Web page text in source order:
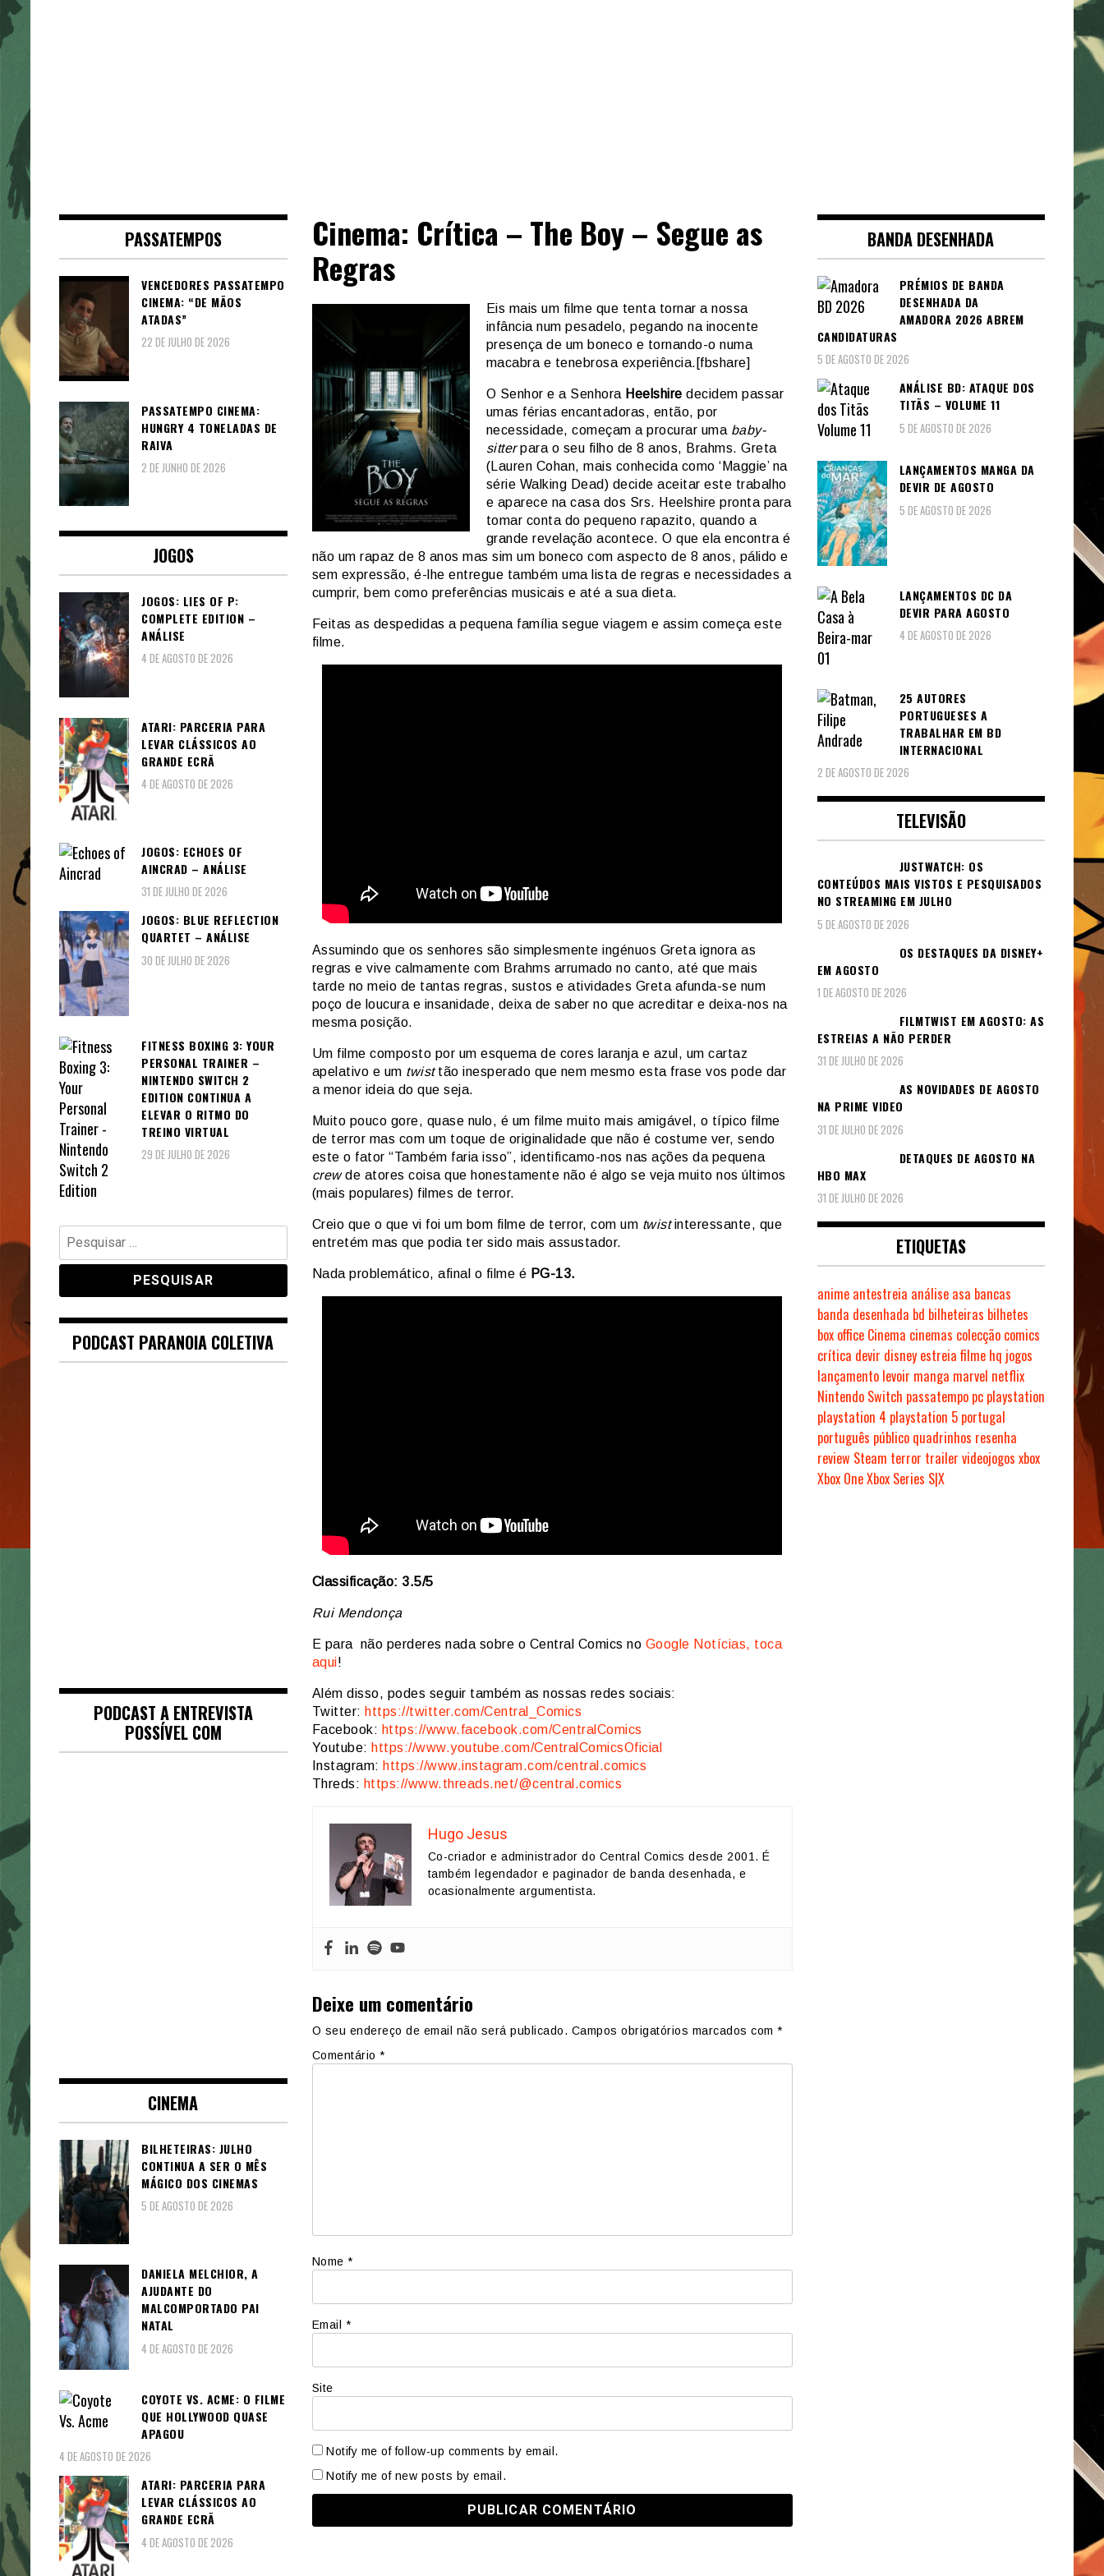
Cinema: Crítica – The Boy – Segue as
Regras
Eis mais um filme que tenta tornar a nossa
infância num pesadelo, pegando na inocente
presença de um boneco e tornando-o numa
macabra e tenebrosa experiência.[fbshare]
O Senhor e a Senhora Heelshire decidem passar
umas férias encantadoras, então, por
necessidade, começam a procurar uma baby-
sitterpara o seu filho de 8 anos, Brahms. Greta
(Lauren Cohan, mais conhecida como ‘Maggie’ na
série Walking Dead) decide aceitar este trabalho
e aparece na casa dos Srs. Heelshire pronta para
tomar conta do pequeno rapazito, quando a
grande revelação acontece. O que ela encontra é
não um rapaz de 8 anos mas sim um boneco com aspecto de 8 anos, pálido e
sem expressão, é-lhe entregue também uma lista de regras e necessidades a
cumprir, bem como preferências musicais e até a sua dieta.
Feitas as despedidas a pequena família segue viagem e assim começa este
filme.
Assumindo que os senhores são simplesmente ingénuos Greta ignora as
regras e vive calmamente com Brahms arrumado no canto, até que mais
tarde no meio de tantas regras, sustos e atividades Greta afunda-se num
poço de loucura e insanidade, deixa de saber no que acreditar e deixa-nos na
mesma posição.
Um filme composto por um esquema de cores laranja e azul, um cartaz
apelativo e um twisttão inesperado que nem mesmo esta frase vos pode dar
a menor ideia do que seja.
Muito pouco gore, quase nulo, é um filme muito mais amigável, o típico filme
de terror mas com um toque de originalidade que não é costume ver, sendo
este o fator “Também faria isso”, identificamo-nos nas ações da pequena
crewde atores coisa que honestamente não é algo se veja muito nos últimos
(mais populares) filmes de terror.
Creio que o que vi foi um bom filme de terror, com um twistinteressante, que
entretém mas que podia ter sido mais assustador.
Nada problemático, afinal o filme é PG-13.
Classificação: 3.5/5
Rui Mendonça
E para não perderes nada sobre o Central Comics no Google Notícias, toca
aqui!
Além disso, podes seguir também as nossas redes sociais:
Twitter: https://twitter.com/Central_Comics
Facebook: https://www.facebook.com/CentralComics
Youtube: https://www.youtube.com/CentralComicsOficial
Instagram: https://www.instagram.com/central.comics
Threds: https://www.threads.net/@central.comics
Hugo Jesus
Co-criador e administrador do Central Comics desde 2001. É
também legendador e paginador de banda desenhada, e
ocasionalmente argumentista.
Deixe um comentário
O seu endereço de email não será publicado. Campos obrigatórios marcados com *
Comentário *
Nome *
Email *
Site
Notify me of follow-up comments by email.
Notify me of new posts by email.
PASSATEMPOS
VENCEDORES PASSATEMPO
CINEMA: “DE MÃOS
ATADAS”
22 DE JULHO DE 2026
PASSATEMPO CINEMA:
HUNGRY 4 TONELADAS DE
RAIVA
2 DE JUNHO DE 2026
JOGOS
JOGOS: LIES OF P:
COMPLETE EDITION –
ANÁLISE
4 DE AGOSTO DE 2026
ATARI: PARCERIA PARA
LEVAR CLÁSSICOS AO
GRANDE ECRÃ
4 DE AGOSTO DE 2026
JOGOS: ECHOES OF
AINCRAD – ANÁLISE
31 DE JULHO DE 2026
JOGOS: BLUE REFLECTION
QUARTET – ANÁLISE
30 DE JULHO DE 2026
FITNESS BOXING 3: YOUR
PERSONAL TRAINER –
NINTENDO SWITCH 2
EDITION CONTINUA A
ELEVAR O RITMO DO
TREINO VIRTUAL
29 DE JULHO DE 2026
Pesquisar
por:
PODCAST PARANOIA COLETIVA
PODCAST A ENTREVISTA
POSSÍVEL COM
CINEMA
BILHETEIRAS: JULHO
CONTINUA A SER O MÊS
MÁGICO DOS CINEMAS
5 DE AGOSTO DE 2026
DANIELA MELCHIOR, A
AJUDANTE DO
MALCOMPORTADO PAI
NATAL
4 DE AGOSTO DE 2026
COYOTE VS. ACME: O FILME
QUE HOLLYWOOD QUASE
APAGOU
4 DE AGOSTO DE 2026
ATARI: PARCERIA PARA
LEVAR CLÁSSICOS AO
GRANDE ECRÃ
4 DE AGOSTO DE 2026
BANDA DESENHADA
PRÉMIOS DE BANDA
DESENHADA DA
AMADORA 2026 ABREM
CANDIDATURAS
5 DE AGOSTO DE 2026
ANÁLISE BD: ATAQUE DOS
TITÃS – VOLUME 11
5 DE AGOSTO DE 2026
LANÇAMENTOS MANGA DA
DEVIR DE AGOSTO
5 DE AGOSTO DE 2026
LANÇAMENTOS DC DA
DEVIR PARA AGOSTO
4 DE AGOSTO DE 2026
25 AUTORES
PORTUGUESES A
TRABALHAR EM BD
INTERNACIONAL
2 DE AGOSTO DE 2026
TELEVISÃO
JUSTWATCH: OS
CONTEÚDOS MAIS VISTOS E PESQUISADOS
NO STREAMING EM JULHO
5 DE AGOSTO DE 2026
OS DESTAQUES DA DISNEY+
EM AGOSTO
1 DE AGOSTO DE 2026
FILMTWIST EM AGOSTO: AS
ESTREIAS A NÃO PERDER
31 DE JULHO DE 2026
AS NOVIDADES DE AGOSTO
NA PRIME VIDEO
31 DE JULHO DE 2026
DETAQUES DE AGOSTO NA
HBO MAX
31 DE JULHO DE 2026
ETIQUETAS
anime antestreia análise asa bancas
banda desenhada bd bilheteiras bilhetes
box office Cinema cinemas colecção comics
crítica devir disney estreiafilme hq jogos
lançamento levoir manga marvel netflix
Nintendo Switch passatempo pc playstation
playstation 4 playstation 5 portugal
português público quadrinhos resenha
review Steam terror trailer videojogos xbox
Xbox OneXbox Series S|X